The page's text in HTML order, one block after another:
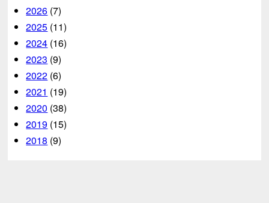
2026 (7)
2025 (11)
2024 (16)
2023 (9)
2022 (6)
2021 (19)
2020 (38)
2019 (15)
2018 (9)